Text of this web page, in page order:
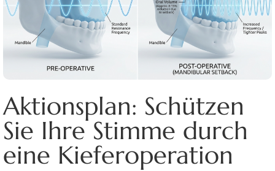
Aktionsplan: Schützen
Sie Ihre Stimme durch
eine Kieferoperation